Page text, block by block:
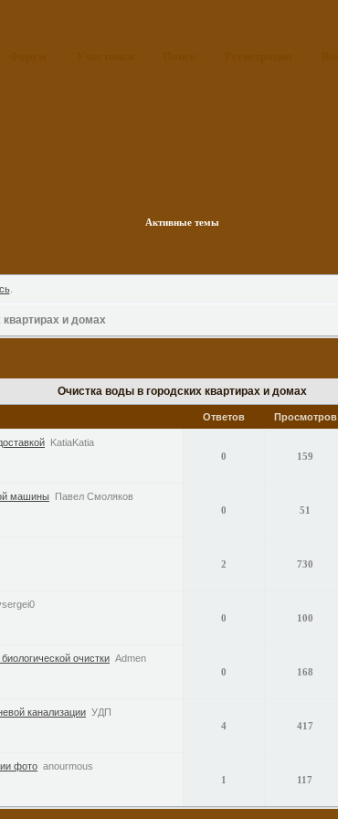
Активные темы
.
и домах
Очистка воды в городских квартирах и домах
Ответов Просмотров
KatiaKatia
0
159
машины Павел Смоляков
0
51
2
730
0
100
очистки Admen
0
168
канализации УДП
4
417
фото anourmous
1
117